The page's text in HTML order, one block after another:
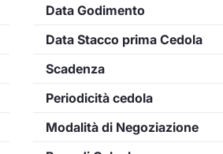
Data Godimento
Data Stacco prima Cedola
Scadenza
Periodicità cedola
Modalità di Negoziazione